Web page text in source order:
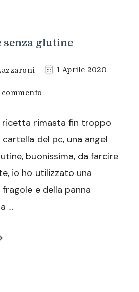
senza glutine
1 Aprile 2020
senza
glutine
ricetta rimasta fin troppo
del pc, una angel
buonissima, da farcire
io ho utilizzato una
e della panna
…